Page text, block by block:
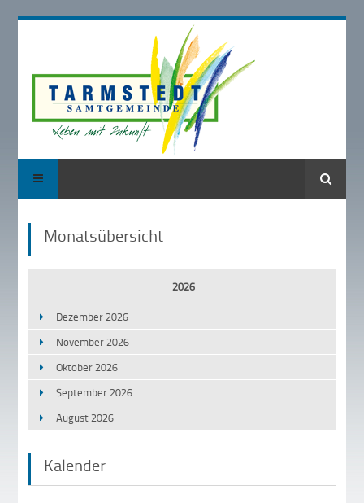
Suche
Monatsübersicht
2026
Dezember 2026
November 2026
Oktober 2026
September 2026
August 2026
Kalender